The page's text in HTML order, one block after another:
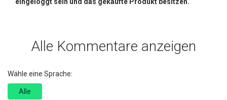
Alle Kommentare anzeigen
Wähle eine Sprache:
Alle